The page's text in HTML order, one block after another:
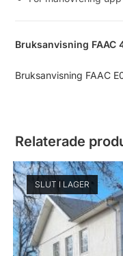
Bruksanvisning FAAC
Bruksanvisning FAAC
Relaterade
SLUT I LAGER